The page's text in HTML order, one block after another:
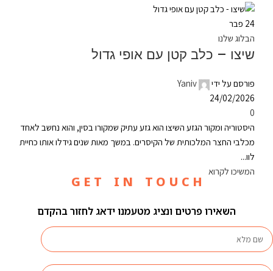
24 פבר
הבלוג שלנו
שיצו – כלב קטן עם אופי גדול
פורסם על ידי
Yaniv
24/02/2026
0
היסטוריה ומקור הגזע השיצו הוא גזע עתיק שמקורו בסין, והוא נחשב לאחד
מכלבי החצר המלכותית של הקיסרים. במשך מאות שנים גידלו אותו כחיית
לוו...
המשיכו לקרוא
G E T I N T O U C H
השאירו פרטים ונציג מטעמנו ידאג לחזור בהקדם